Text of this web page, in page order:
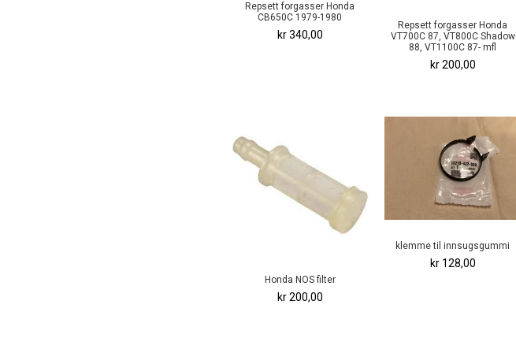
Repsett forgasser Honda
CB650C 1979-1980
kr 340,00
Repsett forgasser Honda
VT700C 87, VT800C Shadow
88, VT1100C 87- mfl
kr 200,00
Honda NOS filter
kr 200,00
klemme til innsugsgummi
kr 128,00